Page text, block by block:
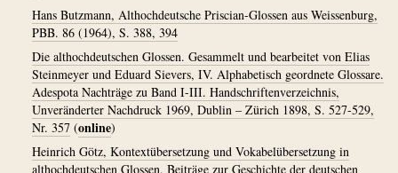
Hans Butzmann, Althochdeutsche Priscian-Glossen aus Weissenburg,
PBB. 86 (1964), S. 388, 394
Die althochdeutschen Glossen. Gesammelt und bearbeitet von Elias
Steinmeyer und Eduard Sievers, IV. Alphabetisch geordnete Glossare.
Adespota Nachträge zu Band I-III. Handschriftenverzeichnis,
Unveränderter Nachdruck 1969, Dublin – Zürich 1898, S. 527-529,
Nr. 357 (online)
Heinrich Götz, Kontextübersetzung und Vokabelübersetzung in
althochdeutschen Glossen, Beiträge zur Geschichte der deutschen